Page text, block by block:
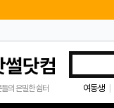
썰닷컴
들의 은밀한 쉼터 여동생